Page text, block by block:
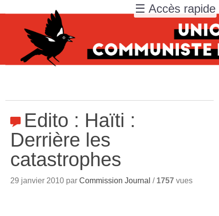
Edito : Haïti :
Derrière les
catastrophes
29 janvier 2010 parCommission Journal / 1757 vues
☰ Accès rapide